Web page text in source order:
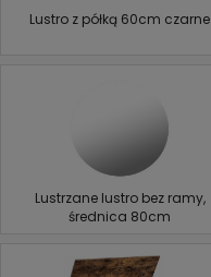
Lustro z półką 60cm czarne
Lustrzane lustro bez ramy,
średnica 80cm